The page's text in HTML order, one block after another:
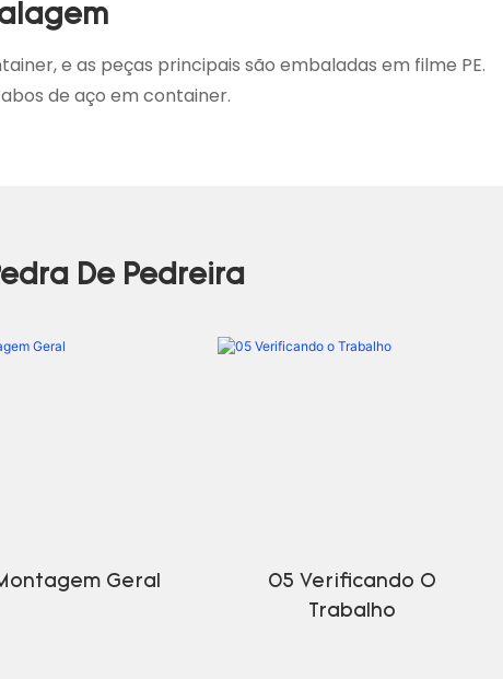
e as peças principais são embaladas em filme PE.
de aço em container.
De Pedreira
Geral
05 Verificando O
Trabalho